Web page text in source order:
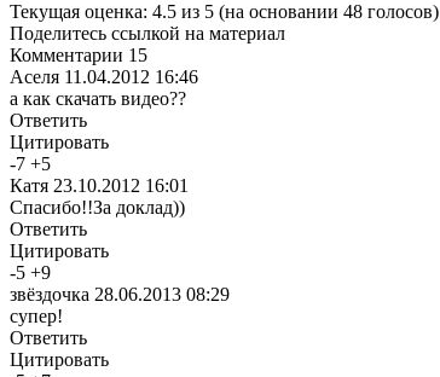
Текущая оценка: 4.5 из 5 (на основании 48 голосов)
Поделитесь ссылкой на материал
Комментарии 15
Аселя 11.04.2012 16:46
а как скачать видео??
Ответить
Цитировать
-7 +5
Катя 23.10.2012 16:01
Спасибо!!За доклад))
Ответить
Цитировать
-5 +9
звёздочка 28.06.2013 08:29
супер!
Ответить
Цитировать